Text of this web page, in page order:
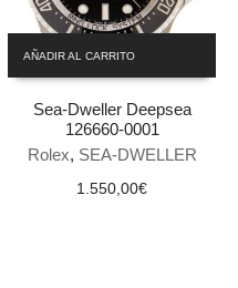
AÑADIR AL CARRITO
Sea-Dweller Deepsea
126660-0001
Rolex, SEA-DWELLER
1.550,00€